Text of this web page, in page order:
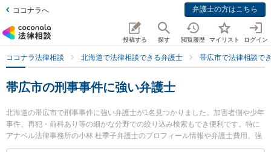
ココナラへ 弁護士の方はこちら
投稿する 探す 閲覧履歴 マイリスト ログイン
ココナラ法律相談 北海道で法律相談できる弁護士 帯広市で法律相談で
帯広市の刑事事件に強い弁護士
北海道の帯広市で刑事事件に強い弁護士が1名見つかりました。加害者側や少年
事件、再犯・前科あり等の細かな分野での絞り込み検索もでき便利です。特に
アナベル法律事務所の小林 杜季子弁護士のプロフィール情報や弁護士費用、強
みなどが注目されています。『帯広市で土日や夜間に発生した刑事事件のトラ